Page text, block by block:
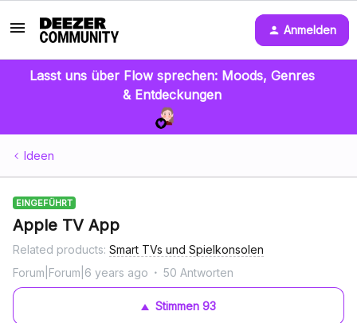
Anmelden
Lasst uns über Flow sprechen: Moods, Genres
& Entdeckungen
Ideen
EINGEFÜHRT
Apple TV App
Related products: Smart TVs und Spielkonsolen
Forum|Forum|6 years ago
50 Antworten
Stimmen 93